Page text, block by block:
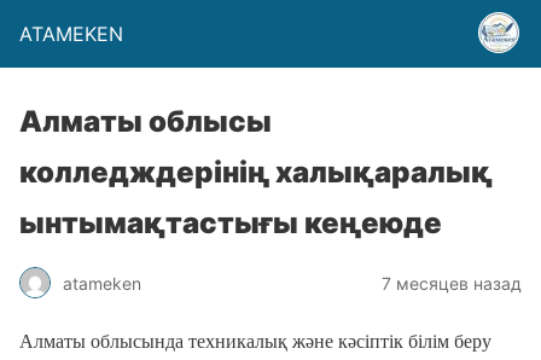
ATAMEKEN
Алматы облысы
колледждерінің халықаралық
ынтымақтастығы кеңеюде
atameken 7 месяцев назад
Алматы облысында техникалық және кәсіптік білім беру